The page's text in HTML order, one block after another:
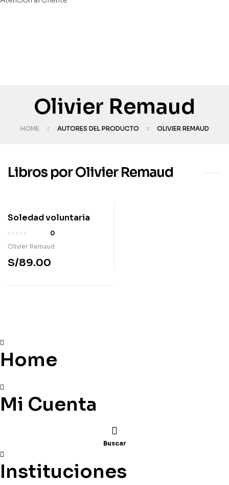
Olivier Remaud
HOME AUTORES DEL PRODUCTO OLIVIER REMAUD
Libros por Olivier Remaud
Soledad voluntaria
0
Olivier Remaud
S/89.00
Home
Mi Cuenta
Buscar
Instituciones